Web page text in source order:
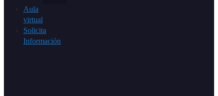
Aula
virtual
Solicita
Información